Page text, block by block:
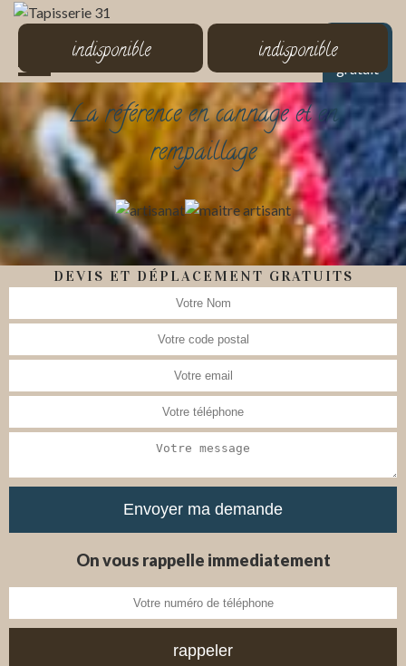
Devis
gratuit
indisponible indisponible
La référence en cannage et en
rempaillage
DEVIS ET DÉPLACEMENT GRATUITS
On vous rappelle immediatement